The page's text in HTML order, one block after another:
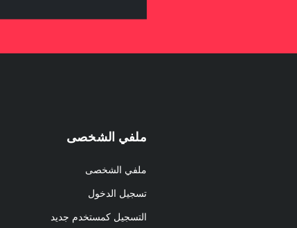
ملفي الشخصى
ملفي الشخصى
تسجيل الدخول
التسجيل كمستخدم جديد